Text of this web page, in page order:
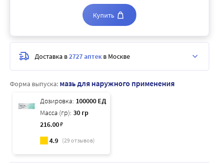
Форма выпуска: мазь для наружного применения
Дозировка: 100000 ЕД
Масса (гр): 30 гр
216.00₽
4.9 (29отзывов)
Купить
Доставка в2727 аптек в Москве